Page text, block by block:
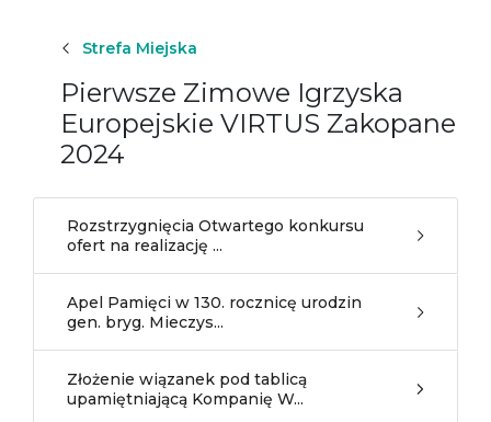
Strefa Miejska
Pierwsze Zimowe Igrzyska
Europejskie VIRTUS Zakopane
2024
Rozstrzygnięcia Otwartego konkursu
ofert na realizację ...
Apel Pamięci w 130. rocznicę urodzin
gen. bryg. Mieczys...
Złożenie wiązanek pod tablicą
upamiętniającą Kompanię W...